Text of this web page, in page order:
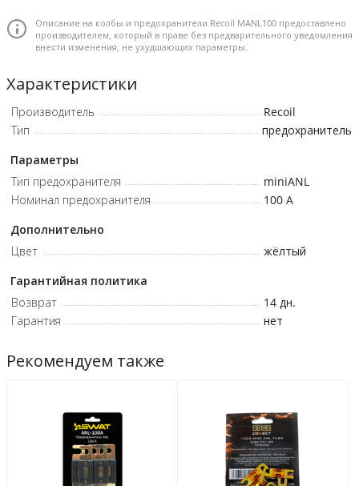
вибрациям и перепадам температуры.
Идеально подходит для надежной защиты аудиосистем с
Комплектация
Предохранитель-1шт.
Описание на колбы и предохранители Recoil MANL100 предоставлено
производителем, который в праве без предварительного уведомления
внести изменения, не ухудшающих параметры.
Характеристики
Производитель
Recoil
Тип
предохранитель
Параметры
Тип предохранителя
miniANL
Номинал предохранителя
100 A
Дополнительно
Цвет
жёлтый
Гарантийная политика
Возврат
14 дн.
Гарантия
нет
Рекомендуем также